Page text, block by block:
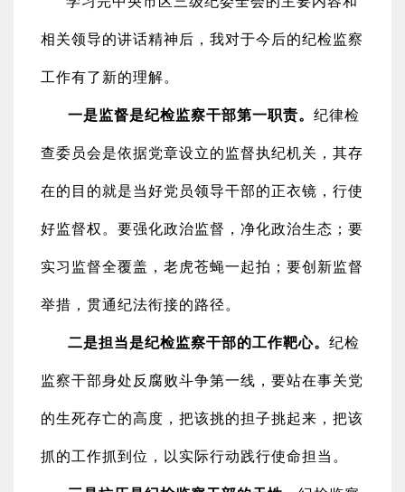
相关领导的讲话精神后，我对于今后的纪检监察
工作有了新的理解。
一是监督是纪检监察干部第一职责。 纪律检
查委员会是依据党章设立的监督执纪机关，其存
在的目的就是当好党员领导干部的正衣镜，行使
好监督权。要强化政治监督，净化政治生态；要
实习监督全覆盖，老虎苍蝇一起拍；要创新监督
举措，贯通纪法衔接的路径。
二是担当是纪检监察干部的工作靶心。 纪检
监察干部身处反腐败斗争第一线，要站在事关党
的生死存亡的高度，把该挑的担子挑起来，把该
抓的工作抓到位，以实际行动践行使命担当。